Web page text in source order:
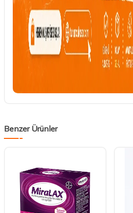
Benzer Ürünler